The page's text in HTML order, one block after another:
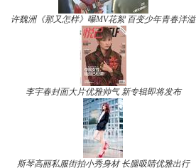
许魏洲《那又怎样》曝MV花絮 百变少年青春洋溢
李宇春封面大片优雅帅气 新专辑即将发布
斯琴高丽私服街拍小秀身材 长腿吸睛优雅出行